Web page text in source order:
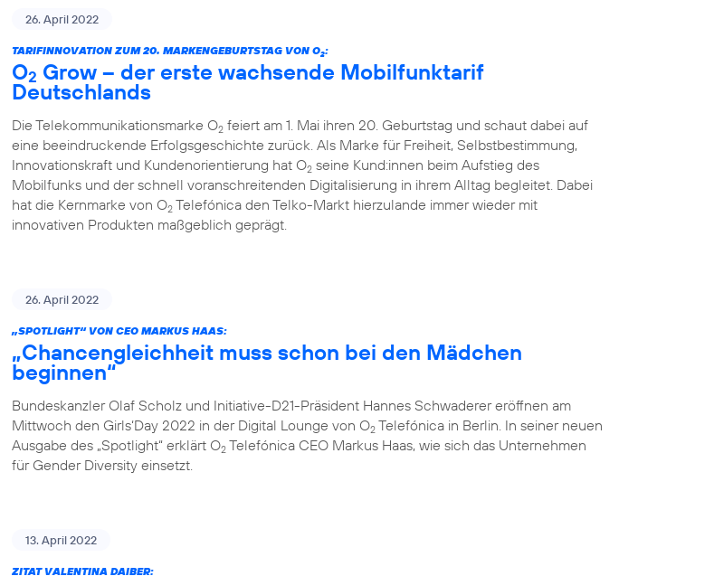
26. April 2022
TARIFINNOVATION ZUM 20. MARKENGEBURTSTAG VON O2:
O2 Grow – der erste wachsende Mobilfunktarif
Deutschlands
Die Telekommunikationsmarke O2 feiert am 1. Mai ihren 20. Geburtstag und schaut dabei auf
eine beeindruckende Erfolgsgeschichte zurück. Als Marke für Freiheit, Selbstbestimmung,
Innovationskraft und Kundenorientierung hat O2 seine Kund:innen beim Aufstieg des
Mobilfunks und der schnell voranschreitenden Digitalisierung in ihrem Alltag begleitet. Dabei
hat die Kernmarke von O2 Telefónica den Telko-Markt hierzulande immer wieder mit
innovativen Produkten maßgeblich geprägt.
26. April 2022
„SPOTLIGHT“ VON CEO MARKUS HAAS:
„Chancengleichheit muss schon bei den Mädchen
beginnen“
Bundeskanzler Olaf Scholz und Initiative-D21-Präsident Hannes Schwaderer eröffnen am
Mittwoch den Girls‘Day 2022 in der Digital Lounge von O2 Telefónica in Berlin. In seiner neuen
Ausgabe des „Spotlight“ erklärt O2 Telefónica CEO Markus Haas, wie sich das Unternehmen
für Gender Diversity einsetzt.
13. April 2022
ZITAT VALENTINA DAIBER: